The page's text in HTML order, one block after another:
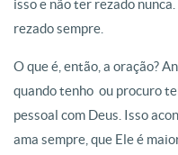
isso e não ter rezado
rezado sempre.
O que é, então, a oração?
quando tenho  ou procuro
pessoal com Deus. Isso
ama sempre, que Ele é